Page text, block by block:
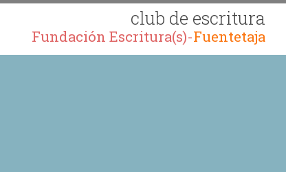
club de escritura
Fundación Escritura(s)-Fuentetaja